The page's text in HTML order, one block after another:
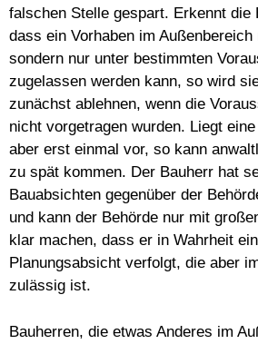
falschen Stelle gespart. Erkennt die
dass ein Vorhaben im
sondern nur unter bestimmten
zugelassen werden kann, so wird
zunächst ablehnen, wenn die
nicht vorgetragen wurden. Liegt
aber erst einmal vor, so kann
zu spät kommen. Der Bauherr hat
Bauabsichten gegenüber der
und kann der Behörde nur mit
klar machen, dass er in Wahrheit
Planungsabsicht verfolgt, die aber
zulässig ist.
Bauherren, die etwas Anderes im